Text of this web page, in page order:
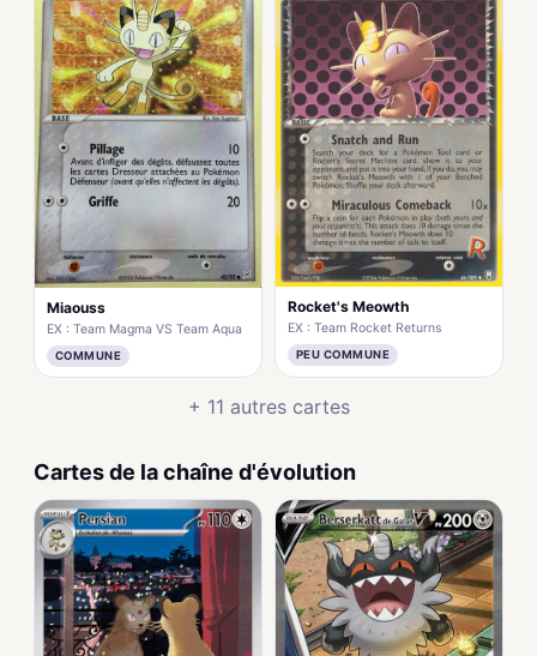
Miaouss
EX : Team Magma VS Team Aqua
COMMUNE
Rocket's Meowth
EX : Team Rocket Returns
PEU COMMUNE
+ 11 autres cartes
Cartes de la chaîne d'évolution